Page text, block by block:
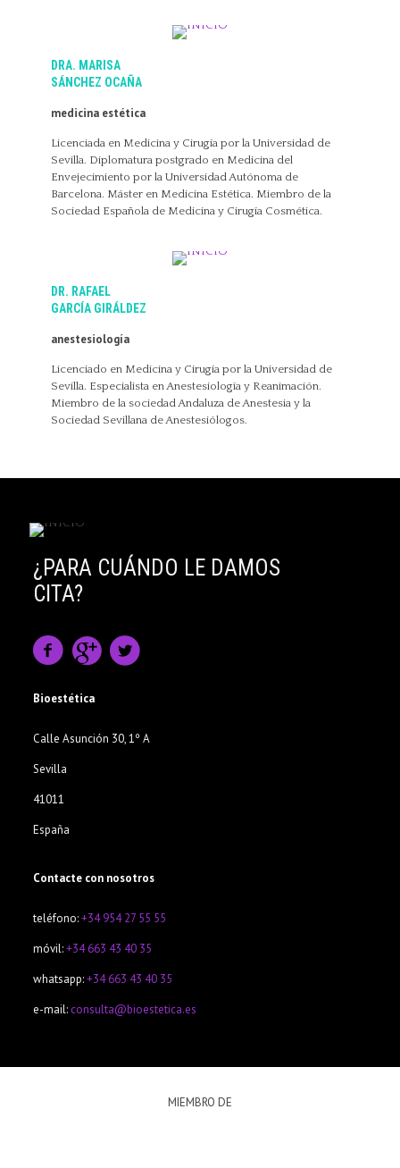
DRA. MARISA
SÁNCHEZ OCAÑA
medicina estética
Licenciada en Medicina y Cirugía por la Universidad de
Sevilla. Diplomatura postgrado en Medicina del
Envejecimiento por la Universidad Autónoma de
Barcelona. Máster en Medicina Estética. Miembro de la
Sociedad Española de Medicina y Cirugía Cosmética.
DR. RAFAEL
GARCÍA GIRÁLDEZ
anestesiología
Licenciado en Medicina y Cirugía por la Universidad de
Sevilla. Especialista en Anestesiología y Reanimación.
Miembro de la sociedad Andaluza de Anestesia y la
Sociedad Sevillana de Anestesiólogos.
¿PARA CUÁNDO LE DAMOS
CITA?
Bioestética
Calle Asunción 30, 1º A
Sevilla
41011
España
Contacte con nosotros
teléfono:+34 954 27 55 55
móvil:+34 663 43 40 35
whatsapp:+34 663 43 40 35
e-mail: consulta@bioestetica.es
MIEMBRO DE